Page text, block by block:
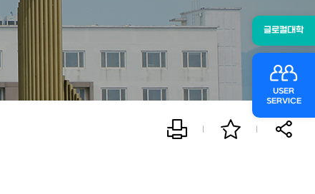
글로컬대학
USER
SERVICE